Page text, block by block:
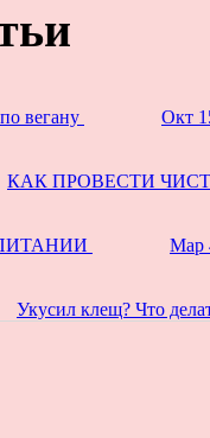
вегану Окт
КАК ПРОВЕСТИ
Мар
Укусил клещ? Что